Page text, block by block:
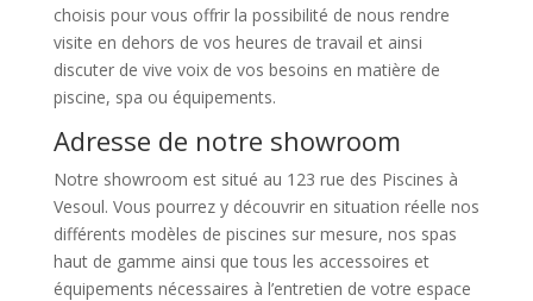
choisis pour vous offrir la possibilité de nous rendre
visite en dehors de vos heures de travail et ainsi
discuter de vive voix de vos besoins en matière de
piscine, spa ou équipements.
Adresse de notre showroom
Notre showroom est situé au 123 rue des Piscines à
Vesoul. Vous pourrez y découvrir en situation réelle nos
différents modèles de piscines sur mesure, nos spas
haut de gamme ainsi que tous les accessoires et
équipements nécessaires à l’entretien de votre espace